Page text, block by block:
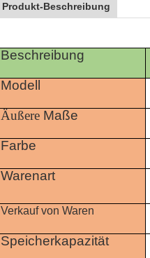
Produkt-Beschreibung
Beschreibung
Modell
Äußere Maße
Farbe
Warenart
Verkauf von Waren
Speicherkapazität